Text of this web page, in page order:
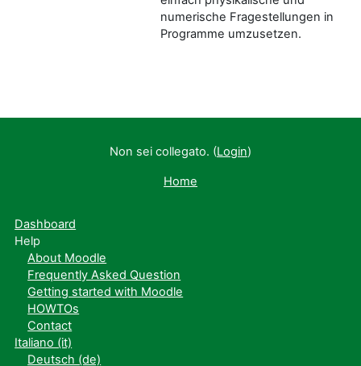
numerische Fragestellungen in
Programme umzusetzen.
Non sei collegato. (Login)
Home
Dashboard
Help
About Moodle
Frequently Asked Question
Getting started with Moodle
HOWTOs
Contact
Italiano ‎(it)‎
Deutsch ‎(de)‎